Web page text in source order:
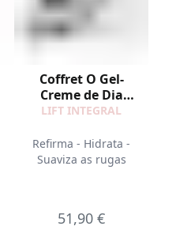
Coffret O Gel-
Creme de Dia
Refirmante
LIFT INTEGRAL
Refirma - Hidrata -
Suaviza as rugas
51,90 €